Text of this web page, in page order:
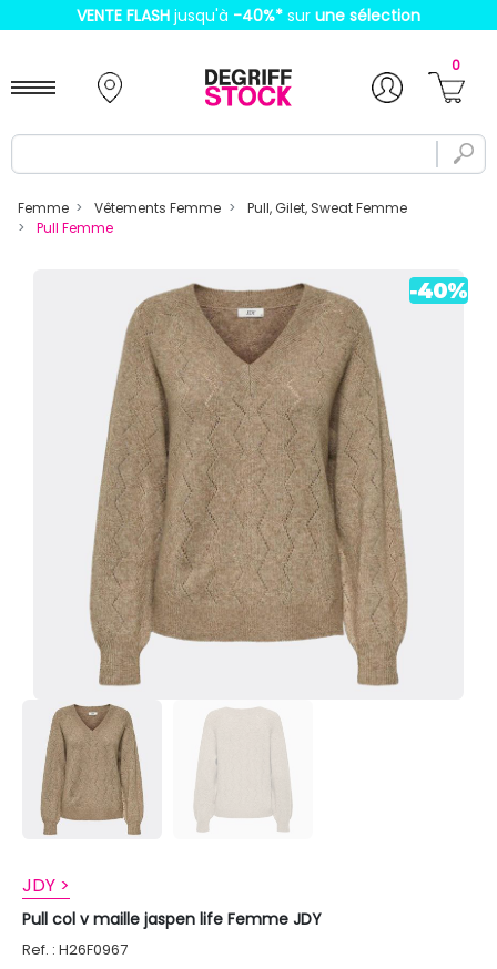
VENTE FLASH jusqu'à -40%* sur une sélection
0
Femme Vêtements Femme
Pull, Gilet, Sweat Femme
Pull Femme
JDY >
Pull col v maille jaspen life Femme JDY
Ref. : H26F0967